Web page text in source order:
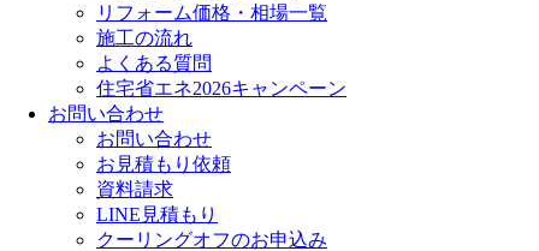
リフォーム価格・相場一覧
施工の流れ
よくある質問
住宅省エネ2026キャンペーン
お問い合わせ
お問い合わせ
お見積もり依頼
資料請求
LINE見積もり
クーリングオフのお申込み